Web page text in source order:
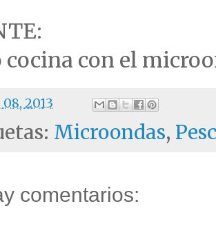
con el
2013
Microondas,
comentarios: